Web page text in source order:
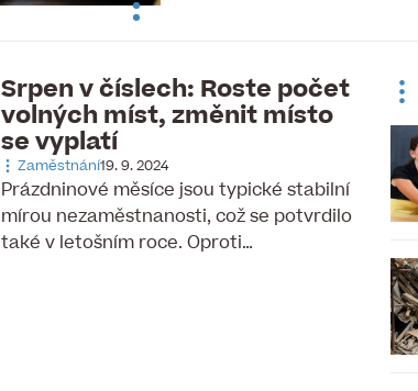
Srpen v číslech: Roste počet
volných míst, změnit místo
se vyplatí
Zaměstnání19. 9. 2024
Prázdninové měsíce jsou typické stabilní
mírou nezaměstnanosti, což se potvrdilo
také v letošním roce. Oproti…